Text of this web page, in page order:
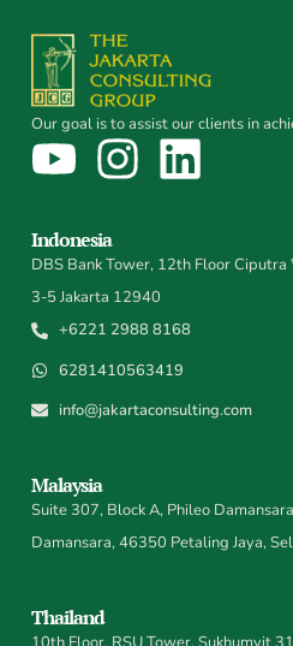
Our goal is to assist our clients in
Indonesia
DBS Bank Tower, 12th Floor
3-5 Jakarta 12940
+6221 2988 8168
6281410563419
info@jakartaconsulting.com
Malaysia
Suite 307, Block A, Phileo
Damansara, 46350 Petaling Jaya,
Thailand